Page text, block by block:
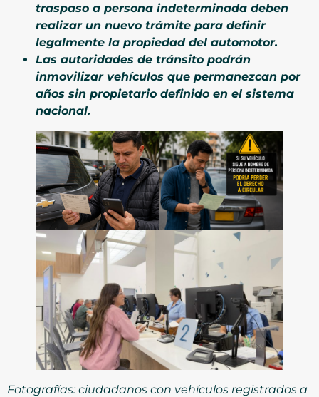
traspaso a persona indeterminada deben
realizar un nuevo trámite para definir
legalmente la propiedad del automotor.
Las autoridades de tránsito podrán
inmovilizar vehículos que permanezcan por
años sin propietario definido en el sistema
nacional.
Fotografías: ciudadanos con vehículos registrados a